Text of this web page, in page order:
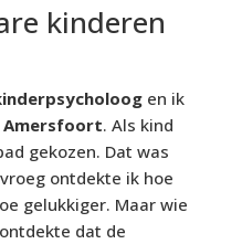
kinderen
en ik
Amersfoort. Als kind
gekozen. Dat was
ontdekte ik hoe
gelukkiger. Maar wie
dat de